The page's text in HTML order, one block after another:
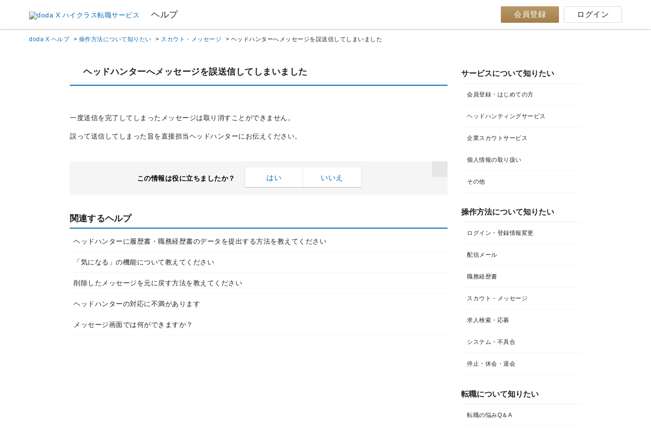
ヘルプ 会員登録 ログイン
doda X ヘルプ > 操作方法について知りたい > スカウト・メッセージ > ヘッドハンターへメッセージを誤送信してしまいました
サービスについて知りたい
会員登録・はじめての方
ヘッドハンティングサービス
企業スカウトサービス
個人情報の取り扱い
その他
操作方法について知りたい
ログイン・登録情報変更
配信メール
職務経歴書
スカウト・メッセージ
求人検索・応募
システム・不具合
停止・休会・退会
転職について知りたい​
転職の悩みQ＆A​
ヘッドハンターへメッセージを誤送信してしまいました
一度送信を完了してしまったメッセージは取り消すことができません。
誤って送信してしまった旨を直接担当ヘッドハンターにお伝えください。
この情報は役に立ちましたか？ はい いいえ
関連するヘルプ
ヘッドハンターに履歴書・職務経歴書のデータを提出する方法を教えてください
「気になる」の機能について教えてください
削除したメッセージを元に戻す方法を教えてください
ヘッドハンターの対応に不満があります
メッセージ画面では何ができますか？